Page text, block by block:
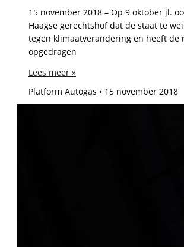
15 november 2018 – Op 9 oktober jl.
Haagse gerechtshof dat de staat te
tegen klimaatverandering en heeft de
opgedragen
Lees meer »
Platform Autogas
15 november 2018